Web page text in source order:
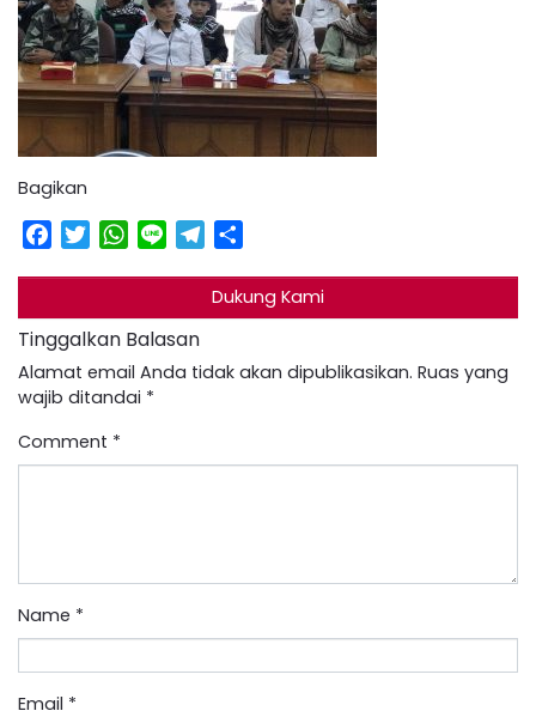
Bagikan
Facebook
TwitterWhatsApp
Line Telegram
Dukung Kami
Tinggalkan Balasan
Alamat email Anda tidak akan dipublikasikan. Ruas yang
wajib ditandai *
Comment *
Name *
Email *